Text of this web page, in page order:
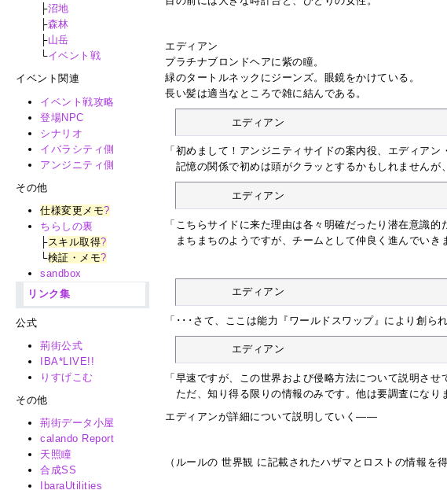
エディアン
プラチナブロンドヘアに紫の瞳。
緑のタートルネックにジーンズ。眼鏡をかけている。
長い髪は適当なところで雑に結んである。
	エディアン
「初めまして！アンジニティサイドの案内役、エディアン
記憶の関係で初めは頭がクラッとするかもしれませんが
	エディアン
「こちらサイドに来た理由は各々明確だったり潜在意識的
まちまちのようですが、チームとして仲良く進んでいき
	エディアン
「･･･さて、ここは能力『ワールドスワップ』により創ら
	エディアン
「早速ですが、この世界および侵略方法について説明させ
ただ、知り得る限りの情報のみです。他は要調査になり
エディアンが詳細について説明していく――
（ルールの 世界観 に記載されたハザマとロストの情報を得
├沼地
├森林
├山岳
└イベント戦
イベント関連
イベント戦攻略
登場NPC
シナリオ
イバラシティ側
アンジニティ側
その他
仕様変更メモ?
ちらしの裏
├スキル取得?
└検証・メモ?
sandbox
リンク集
公式
荊街公式
IBA*LIVE!!
りすげこむ
その他
荊街データ小屋
calando Report
天照瞳
合成SS
IbaraUtilities